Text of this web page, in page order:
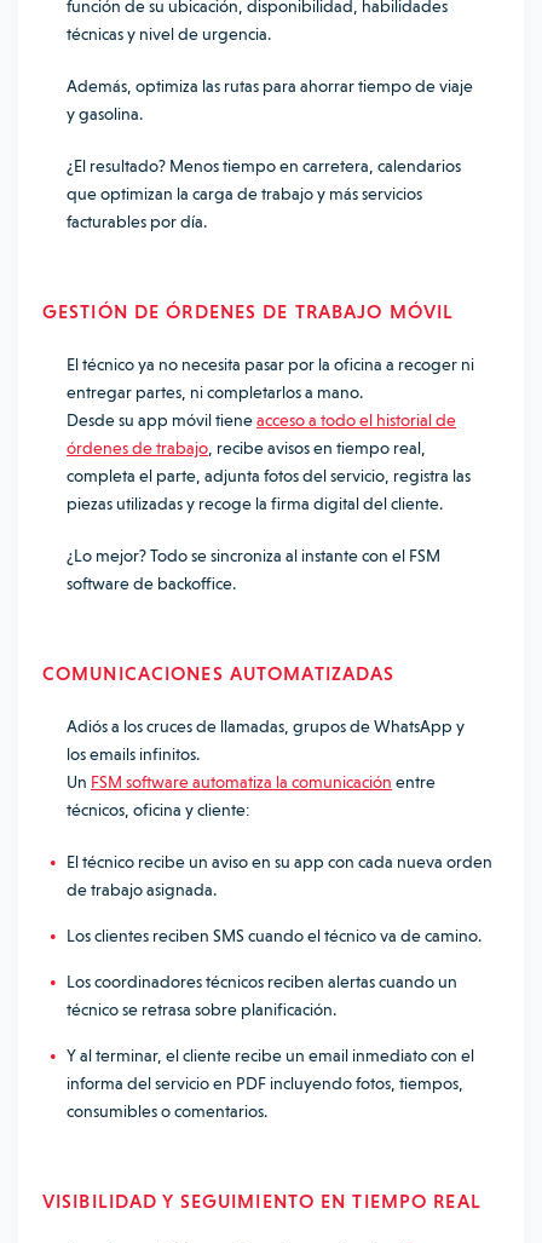
función de su ubicación, disponibilidad, habilidades
técnicas y nivel de urgencia.
Además, optimiza las rutas para ahorrar tiempo de viaje
y gasolina.
¿El resultado? Menos tiempo en carretera, calendarios
que optimizan la carga de trabajo y más servicios
facturables por día.
GESTIÓN DE ÓRDENES DE TRABAJO MÓVIL
El técnico ya no necesita pasar por la oficina a recoger ni
entregar partes, ni completarlos a mano.
Desde su app móvil tieneacceso a todo el historial de
órdenes de trabajo , recibe avisos en tiempo real,
completa el parte, adjunta fotos del servicio, registra las
piezas utilizadas y recoge la firma digital del cliente.
¿Lo mejor? Todo se sincroniza al instante con el FSM
software de backoffice.
COMUNICACIONES AUTOMATIZADAS
Adiós a los cruces de llamadas, grupos de WhatsApp y
los emails infinitos.
Un FSM software automatiza la comunicación entre
técnicos, oficina y cliente:
El técnico recibe un aviso en su app con cada nueva orden
de trabajo asignada.
Los clientes reciben SMS cuando el técnico va de camino.
Los coordinadores técnicos reciben alertas cuando un
técnico se retrasa sobre planificación.
Y al terminar, el cliente recibe un email inmediato con el
informa del servicio en PDF incluyendo fotos, tiempos,
consumibles o comentarios.
VISIBILIDAD Y SEGUIMIENTO EN TIEMPO REAL